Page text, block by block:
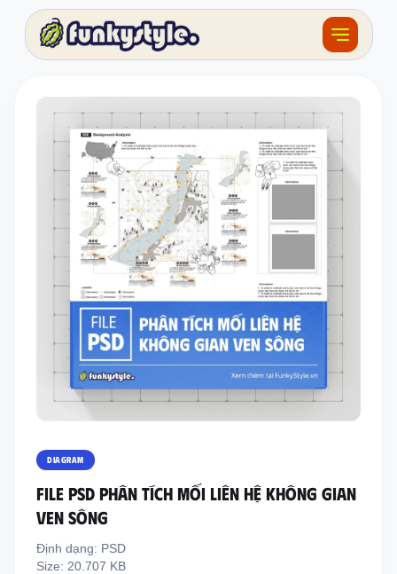
Khóa học
Tài nguyên
Sản phẩm
Giải thưởng
Đồ án
Feedback
F.BLOG
Địa chỉ: 209/8D QL13, Phường Bình Thạnh,
Thành Phố Hồ Chí Minh, Việt Nam
Email:funkystylemanage@gmail.com
DIAGRAM
FILE PSD PHÂN TÍCH MỐI LIÊN HỆ KHÔNG GIAN
VEN SÔNG
Định dạng: PSD
Size: 20.707 KB